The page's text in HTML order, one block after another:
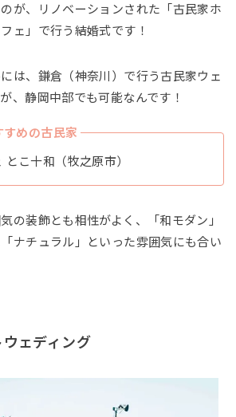
が、リノベーションされた「古民家ホ
ェ」で行う結婚式です！
は、鎌倉（神奈川）で行う古民家ウェ
、静岡中部でも可能なんです！
すめの古民家
こ十和（牧之原市）
の装飾とも相性がよく、「和モダン」
ナチュラル」といった雰囲気にも合い
ェディング